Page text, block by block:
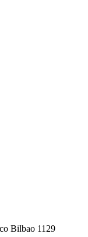
Bilbao 1129